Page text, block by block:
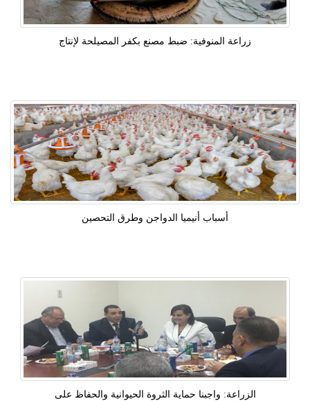
زراعة المنوفية: ضبط مصنع بكفر المصيلحة لإنتاج
أسباب أنيميا الدواجن وطرق التحصين
الزراعة: واجبنا حماية الثروة الحيوانية والحفاظ على